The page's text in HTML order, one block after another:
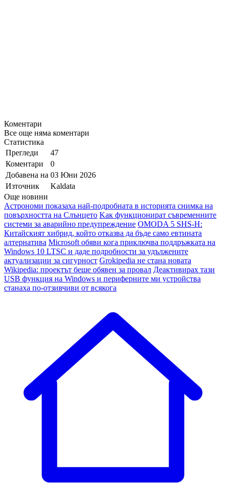
Коментари
Все още няма коментари
Статистика
Прегледи
47
Коментари
0
Добавена на 03 Юни 2026
Източник
Kaldata
Още новини
Астрономи показаха най-подробната в историята снимка на
повърхността на Слънцето Kак функционират съвременните
системи за аварийно предупреждение OMODA 5 SHS-H:
Китайският хибрид, който отказва да бъде само евтината
алтернатива Microsoft обяви кога приключва поддръжката на
Windows 10 LTSC и даде подробности за удължените
актуализации за сигурност Grokipedia не стана новата
Wikipedia: проектът беше обявен за провал Деактивирах тази
USB функция на Windows и периферните ми устройства
станаха по-отзивчиви от всякога